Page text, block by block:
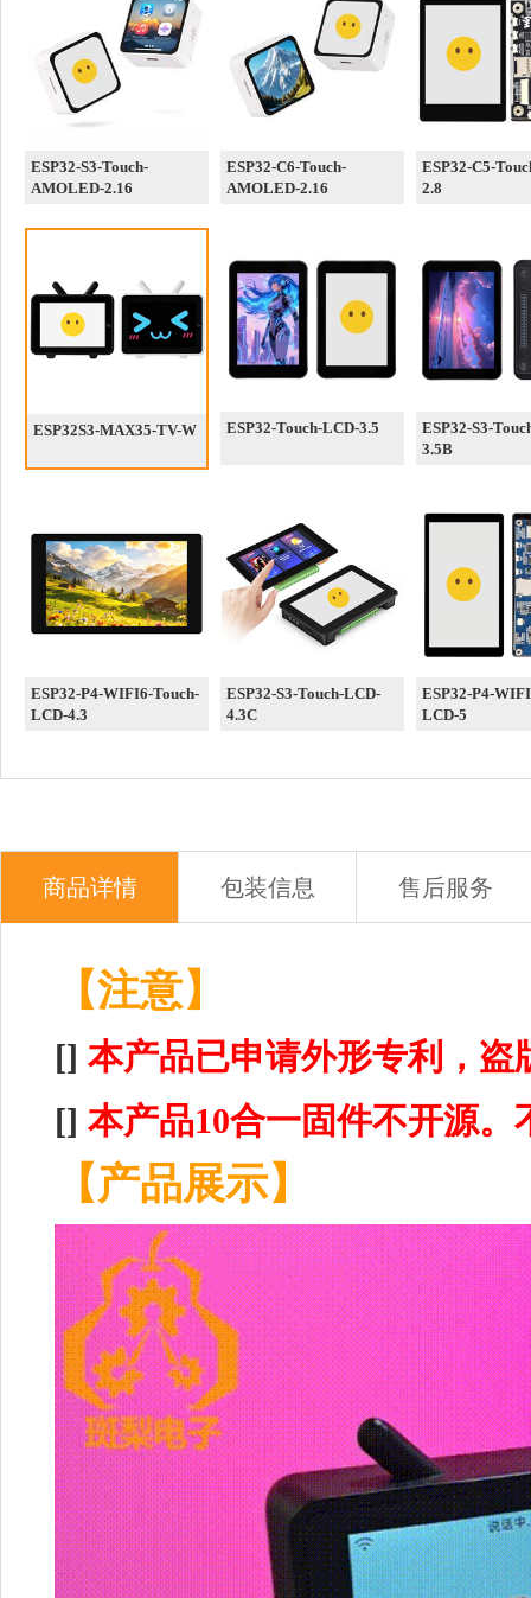
ESP32-S3-Touch-
AMOLED-2.16
ESP32-C6-Touch-
AMOLED-2.16
ESP32-C5-
2.8
ESP32S3-MAX35-TV-W ESP32-Touch-LCD-3.5
ESP32-S3-
3.5B
ESP32-P4-WIFI6-Touch-
LCD-4.3
ESP32-S3-Touch-LCD-
4.3C
ESP32-P4-
LCD-5
商品详情 包装信息 售后服务
【注意】
[] 本产品已申请外形专利，盗
[] 本产品10合一固件不开源
【产品展示】